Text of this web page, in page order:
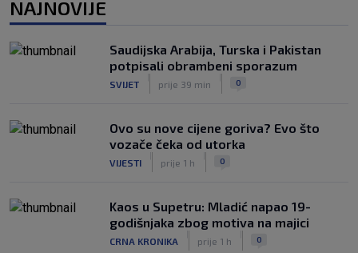
otvaranju Ramljakova turnira
SK
|
prije 4 h
Trener Žalgirisa ne odustaje: ‘Vidi se
iznenaditi na Poljudu’
SK
|
prije 4 h
NAJNOVIJE
Saudijska Arabija, Turska i Pakistan
potpisali obrambeni sporazum
SVIJET prije 39 min 0
Ovo su nove cijene goriva? Evo što
vozače čeka od utorka
VIJESTI prije 1 h 0
Kaos u Supetru: Mladić napao 19-
godišnjaka zbog motiva na majici
CRNA KRONIKA prije 1 h 0